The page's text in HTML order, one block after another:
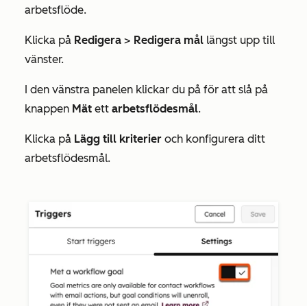
arbetsflöde.
Klicka på Redigera > Redigera mål längst upp till
vänster.
I den vänstra panelen klickar du på för att slå på
knappen Mät ett arbetsflödesmål.
Klicka på Lägg till kriterier och konfigurera ditt
arbetsflödesmål.